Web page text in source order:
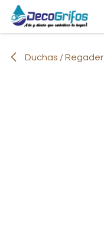
Ir al contenido
Duchas /